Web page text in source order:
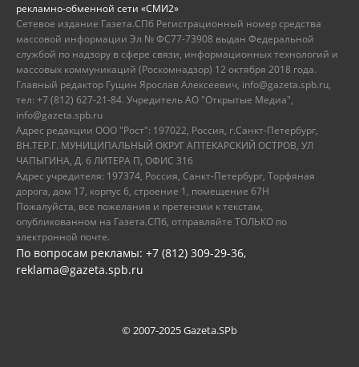
рекламно-обменной сети «СМИ2»
Сетевое издание Газета.СПб Регистрационный номер средства
массовой информации Эл № ФС77-73908 выдан Федеральной
службой по надзору в сфере связи, информационных технологий и
массовых коммуникаций (Роскомнадзор) 12 октября 2018 года.
Главный редактор Гущин Ярослав Алексеевич, info@gazeta.spb.ru,
тел: +7 (812) 627-21-84. Учредитель АО "Открытые Медиа",
info@gazeta.spb.ru
Адрес редакции ООО "Рост": 197022, Россия, г.Санкт-Петербург,
ВН.ТЕР.Г. МУНИЦИПАЛЬНЫЙ ОКРУГ АПТЕКАРСКИЙ ОСТРОВ, УЛ
ЧАПЫГИНА, Д. 6 ЛИТЕРА П, ОФИС 316
Адрес учредителя: 197374, Россия, Санкт-Петербург, Торфяная
дорога, дом 17, корпус 6, строение 1, помещение 67Н
Пожалуйста, все пожелания и претензии к текстам,
опубликованном на Газета.СПб, отправляйте ТОЛЬКО по
электронной почте.
По вопросам рекламы: +7 (812) 309-29-36,
reklama@gazeta.spb.ru
© 2007-2025 Gazeta.SPb